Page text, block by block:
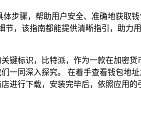
步骤，帮助用户安全、准确地获取
，该指南都能提供清晰指引，助力
键标识，比特派，作为一款在加密
一同深入探究。 在着手查看钱包地
进行下载，安装完毕后，依照应用